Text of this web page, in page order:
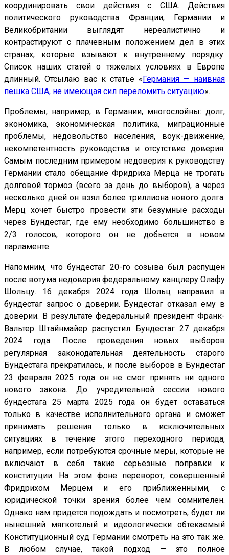
координировать свои действия с США. Действия
политического руководства Франции, Германии и
Великобритании выглядят нереалистично и
контрастируют с плачевным положением дел в этих
странах, которые взывают к внутреннему порядку.
Список наших статей о тяжелых условиях в Европе
длинный. Отсылаю вас к статье « Германия — наивная
пешка США, не имеющая сил переломить ситуацию».
Проблемы, например, в Германии, многослойны: долг,
экономика, экономическая политика, миграционные
проблемы, недовольство населения, воук-движение,
некомпетентность руководства и отсутствие доверия.
Самым последним примером недоверия к руководству
Германии стало обещание Фридриха Мерца не трогать
долговой тормоз (всего за день до выборов), а через
несколько дней он взял более триллиона нового долга.
Мерц хочет быстро провести эти безумные расходы
через Бундестаг, где ему необходимо большинство в
2/3 голосов, которого он не добьется в новом
парламенте.
Напомним, что бундестаг 20-го созыва был распущен
после вотума недоверия федеральному канцлеру Олафу
Шольцу. 16 декабря 2024 года Шольц направил в
бундестаг запрос о доверии. Бундестаг отказал ему в
доверии. В результате федеральный президент Франк-
Вальтер Штайнмайер распустил Бундестаг 27 декабря
2024 года. После проведения новых выборов
регулярная законодательная деятельность старого
Бундестага прекратилась, и после выборов в Бундестаг
23 февраля 2025 года он не смог принять ни одного
нового закона. До учредительной сессии нового
бундестага 25 марта 2025 года он будет оставаться
только в качестве исполнительного органа и сможет
принимать решения только в исключительных
ситуациях в течение этого переходного периода,
например, если потребуются срочные меры, которые не
включают в себя такие серьезные поправки к
конституции. На этом фоне переворот, совершенный
Фридрихом Мерцем и его приближенными, с
юридической точки зрения более чем сомнителен.
Однако нам придется подождать и посмотреть, будет ли
нынешний мягкотелый и идеологически обтекаемый
Конституционный суд Германии смотреть на это так же.
В любом случае, такой подход — это полное